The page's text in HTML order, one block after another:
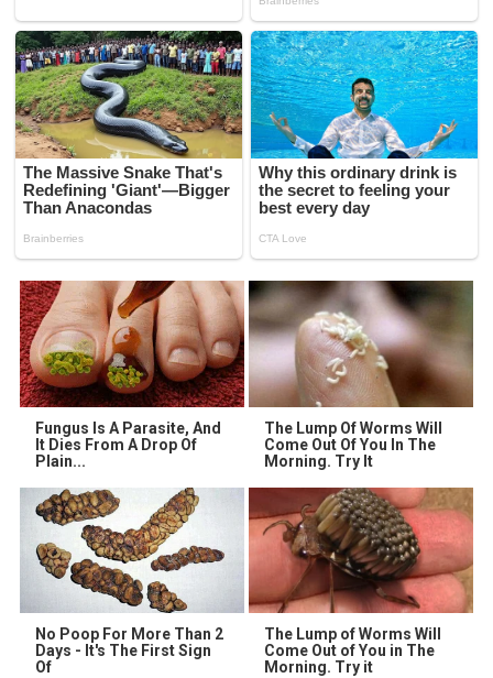
Fungus Is A Parasite, And
It Dies From A Drop Of
Plain...
The Lump Of Worms Will
Come Out Of You In The
Morning. Try It
No Poop For More Than 2
Days - It's The First Sign
Of
The Lump of Worms Will
Come Out of You in The
Morning. Try it